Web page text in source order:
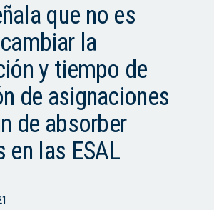
que no es
la
y tiempo de
de asignaciones
de absorber
en las ESAL